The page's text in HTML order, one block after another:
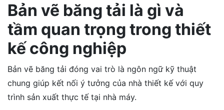
Bản vẽ băng tải là gì và
tầm quan trọng trong thiết
kế công nghiệp
Bản vẽ băng tải đóng vai trò là ngôn ngữ kỹ thuật
chung giúp kết nối ý tưởng của nhà thiết kế với quy
trình sản xuất thực tế tại nhà máy.